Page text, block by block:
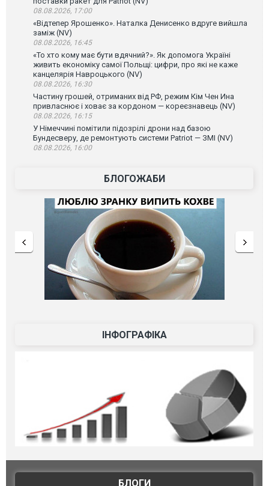
08.08.2026, 17:00
«Відтепер Ярошенко». Наталка Денисенко вдруге вийшла
заміж (NV)
08.08.2026, 16:45
«То хто кому має бути вдячний?». Як допомога Україні
живить економіку самої Польщі: цифри, про які не каже
канцелярія Навроцького (NV)
08.08.2026, 16:30
Частину грошей, отриманих від РФ, режим Кім Чен Ина
привласнює і ховає за кордоном — кореєзнавець (NV)
08.08.2026, 16:15
У Німеччині помітили підозрілі дрони над базою
Бундесверу, де ремонтують системи Patriot — ЗМІ (NV)
08.08.2026, 16:00
БЛОГОЖАБИ
ІНФОГРАФІКА
БЛОГИ